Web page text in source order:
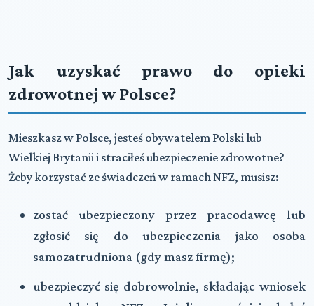
Jak uzyskać prawo do opieki
zdrowotnej w Polsce?
Mieszkasz w Polsce, jesteś obywatelem Polski lub
Wielkiej Brytanii i straciłeś ubezpieczenie zdrowotne?
Żeby korzystać ze świadczeń w ramach NFZ, musisz:
zostać ubezpieczony przez pracodawcę lub
zgłosić się do ubezpieczenia jako osoba
samozatrudniona (gdy masz firmę);
ubezpieczyć się dobrowolnie, składając wniosek